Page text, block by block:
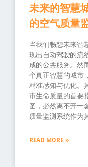
未来的智慧
的空气质量
当我们畅想未来智
现出自动驾驶的流
成的公共服务。然
个真正智慧的城市
精准感知与优化。
市生命质量的首要
图，必然离不开一
质量监测系统作为
READ MORE »